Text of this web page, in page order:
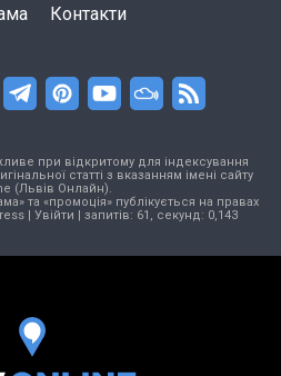
Контакти
при відкритому для індексування
статті з вказанням імені сайту
(Львів Онлайн).
та «промоція» публікується на правах
| Увійти | запитів: 61, секунд: 0,143